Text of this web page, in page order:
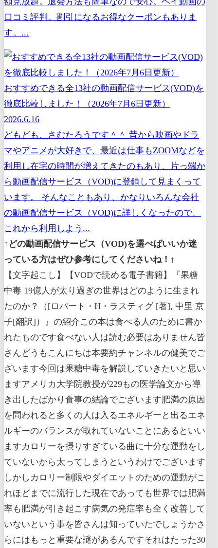
口コミ評判。割引になるお得なクーポンもありま
す。...
おすすめできる全13社の動画配信サービス(VOD)を
徹底比較しました！（2026年7月6日更新）
2026.6.16
どもども、さむたろうです＾＾ 昔から映画やドラ
マやアニメが大好きで、最近は仕事もZOOMなどを
利用し在宅の時間が増えてきたのもあり、片っ端か
ら動画配信サービス（VOD)に登録して見まくって
います。 そんなこともあり、かなりいろんな会社
の動画配信サービス（VOD)に詳しくなったので、
これから利用しよう...
↑どの動画配信サービス（VOD)を選べばいいか迷
っている方はぜひ参考にしてくださいね！↑
【文字起こし】【VODで読める電子書籍】『果糖中毒 19億人が太り過ぎの世界はどのように生まれたのか？（[ロバート・H・ラスティグ [著], 中里 京子[翻訳]）』の紹介この本は食べる人のために書かれたものです食べない人は読む必要はありません皆さんどうもこんにちは本要約チャンネルの健美でございます今回は果糖中毒を解説していきたいと思いますアメリカ大学院教授が229もの医学論文から導き出したばかり食事の結論でございます肥満の原因を問われると多くの人は入るエネルギーと出るエネルギーのバランスが取れていないことにあるといいますカロリーを摂りすぎている曲に十分な運動をしていないから太ってしまうというわけでございますしかしカロリー制限やダイエットのための運動がこれほどまでに流行した現在であっても世界では肥満率も肥満が引き起こす病気の発症率も全く改善していないという事を皆さんは知っていたでしょうかさらにはもっと重要な謎があるんですそれはたった30年という短期間になぜ世界中でこれほどまでに肥満が広まってしまったのかという謎でございます多忙な皆さんのために結論を一言で申し上げればその答えは加藤でございます加藤こそが今や世界中のほぼ全ての食べ物と飲み物に染み込んでいる悪玉物質なんですそして彼等は私たちをゆっくりと死に至らしめているんですさて今回の方はさすがアメリカ市立医科大学院教授が229本医学論文から導き出しただけあるなと思うほどとても勉強になる一冊でしたのでこの動画を見ることでこの方いいなと思っていただけましたら少々分厚くてねちょっと難解ですがぜひ手にとって読んでみていただけると嬉しいです今回は何階の部分も含めてできるだけわかりやすく解説していきたいと思いますのでぜひ最後までお付き合いくださいそれでは早速参りましょう本日のお品書きは次のとおりで S 1件で私たちが口にするか等の量はここ100年で6倍にということを2件で加藤ががん化を促進する本当の理由について3件で隠れた糖分を見る気か頭を下げる食事法について解説していきたいと思いますこの動画を見れば何で我々人類がここ30年の間に突然太りだしたのかなぜどれほどダイエットしても痩せられないのかそして糖分と手を切り健康的に痩せるためにはどうしたらよいのかが分かると思いますぜひ最後まで見ていてくださいそれでは早速参りましょうまずは一見の私たちが口にするか等の令和500年で6倍にということを解説していきたいと思いますさてこのチャンネルではこれまで様々な食に関する本を取り上げてきました中には作者の立場の違いやそもそもの健康の定義の違いから互いに矛盾する食事法を提唱する方もありましたねしかし私が取り上げてきたほとんどの方に共通する主張があるんですそれはカロリー神話の誤りでございますゼロカロリー飲料やカロリー制限など世の中には未だにカロリー摂取を減らせば痩せられるというある種の進行メーター直接が存在するんですこのようなカロリー神話はカロリー和室ではなく数量可能な量でありどの食べ物からトロがカロリーは同じ働きをして肥満かどうかはカロリー摂取とカロリーの消費の単純な収支関係で決まるという間違った考えが根拠になっております第一に肥満はカロリーの収支関係で決まるのではないということを押さえておいてください例えば1枚のチョコチップクッキーから得られるカロリーを燃やし尽くすには約20分間ジョギングしなければいけませんビッグマックを一個食べてしまったら自転車を4時間もこいいことが必要になりますしかしクッキーアンマクドナルドを食べても太らない人っているじゃないですかその人たちはみんな毎日20分のジョギングと4時間のサイクリングをしているのでしょうかもしねそんな友達がいたらその人は将来オリンピック選手でございますこの例からも肥満というのは単純に余剰カロリーのみで説明できるものではないということが分かっていただけるかと思うんですそして第二にどの食べ物で取ろうがカロリーは同じ働きをもしするのだとしたら脂質はどれをとっても同じということになります悪名高きトランス脂肪酸を含んだマーガリンを食べても健康的なオメガ3脂肪酸をたっぷり含む新鮮な魚を食べても結果は同じというわけです確かに脂質はどれも燃料により1 G につき9キロカロリーのエネルギーを放出しますしかし隠し質の質 して同じではないんです抗炎症作用を持つ良い質もあれば心臓病や脂肪肝などをもたらす悪い脂質だってあるんです同様にですよタンパク質には食欲を減らしてくれる質の高いもの例えば卵などもあればハンバーガーのパティに代表されるようにインスリン抵抗性とメタボ症候群に関連性が見出されている分枝鎖アミノ酸を大量に含む質の低いものもあるんです同様に炭水化物についても同じことが言えます炭水化物には二つのクラスがあるんですでんぷん糖質ですデンプンはブドウ糖だけでできていてあまり甘くなく体内のあらゆる細胞でエネルギー源として使われるものですですからでんぷんは炭水化物の中でも質のよいものです一方頭部には色々な種類があるんですが中でも特に危険な動画加藤でございます加藤永遠盗塁中で最高の甘味を持つそうです砂糖の主成分であるショ糖は果糖分子を含む多くの異性化糖にも彼等は含まれます異性化糖とは主にとうもろこしから作られる高フルクトースコーンシロップのことで含まれる果糖が50%未満のものはブドウ糖果糖液糖50%以上90%未満のものは果糖ブドウ糖液糖90%以上のものは高果糖液糖と呼ばれますまあねちょっと難しい事をごちゃごちゃ言ってしまいましたが彼等がもたらす害については2件で詳しく見ていくことにしましょうそして第3の問題は私たちが食べる物の種類です一見すると私達は今日あらゆるものを以前より多く食べるようになったように見えますしかし本当はあらゆるものを多く食べているわけではないんです実際には以前より多く食べるようになった食品もあれば食べるのが減った食品もあるんですそういった食品が何であるのかを知れば肥満の世界的一体流行を阻止する鍵が見つかるはずですよね米国農務省は我々の身体から消失する栄養素について記録を取っておりますそうしたデータを見ると肥満の世界的大流行が加速してもタンパク質と脂質の合計摂取量は比較的一定のままに止まっていることが分かっています総摂取カロリーが増えたのに脂質の総摂取量が変わらなかったとすれば当たり前ですが何か他の栄養素の摂取が増えたはずですよねその答えは炭水化物のデータを調べれば明らかでございます実は総摂取カロリーに占める炭水化物の割合はここ30年で40%から55%に増えていたんです私たちが摂取する炭水化物は確かに両方のクラスともすなわちデンプンも糖分も増えていたものの総摂取カロリーに占めるデンプンの総摂取量は49%から51%にちょっと増加していただけでしたところが彼等の摂取量は8%から12%へと増加し特に子供たちの間では総摂取カロリーの15%にまで達していたんですこのことからね私たちが以前よりも多く口にしているものは糖分であるしかも特に加藤であると考えるのが筋であると著者は言っています私たちが口にするか等の量は過去30年間に2倍になり20世紀の100年間ではなんと6倍になりました世界的な肥満のジレンマを解く鍵は加藤にあったんです現在固く信じられているカロリー神話が持つこれら三つの矛盾点からある仮説を導くことができますそれは昨今の世界的な肥満増加の原因は加藤ではないかと言ういいことでございます肥満と加藤の関係については続く2件で見ていくことにして一旦ここで一見をまとめておきましょうかポイント市肥満はカロリー摂取とカロリー消費の単純な収支関係で決まるのではないポイントに同じ炭水化物でもでんぷんとか頭とではその働きが大きく異なるポイントさん私たちが口にするか等の量は過去30年間に2倍になり20世紀の100年間で割る6倍になっているそれでは次に入れんで加藤ががん化を促進する本当の理由について解説していきたいと思いますさて歴史上成功したダイエット法というのは全て糖分を制限したダイエットでございます当分はあらゆるものの中で人類が知る限り最も成功した食品添加物と言えるでしょう食品業界が味を良くするために砂糖を添加すると 家はそうした食品をもっと買うようになるんですまだ佐藤というのはいやすいため世界中で製造されるほとんどの加工食品に何らかの形で入り込んでいるんです多くの栄養学者は佐藤をエンプティカロリーつまり栄養素をほとんど含まないカロリーに分類しデンプンと置き換え可能なものであると認識していますしかしデンプンと違い砂糖は特別の積荷を抱えています砂糖の成分は半分ぶどうと半分加藤でございます1件でも申し上げた通り甘さを与えているのは加藤でこれこそが私たちのお腹が究極的に追求している分子でございます結論から申し上げれば慢性代謝性疾患を引き起こす原因はまさしくこの加藤にあります佐藤というのは表向き炭水化物ですが本当は脂肪と炭水化物が一つに合わさったものであるとも言えますなぜならブドウ糖が代謝されると炭水化物になる一方で加藤が肝臓で代謝されると脂肪に変わるからですこのためもしあなたが飢えていてエネルギーが枯渇しているとしたら砂糖を食べると肝臓のグリコーゲン貯蔵量を急激に満たすことができるためあなたにとって砂糖は有益なものになりますしかしですよ世の中の圧倒的大多数の人は植えてもいなければ現代ではエネルギーが枯渇しているわけではありません私達の体は砂糖が溢れる現在の環境には順応できていないんですその結果当分は私たちをゆっくりと殺しつつあるんです確かにね昔のジャングルみたいな本当にエネルギーが枯渇しているような状態では砂糖を食べるとグリコーゲンの貯蔵量が増えてその結果私たちは気がお迎えてもなんとか生き延びることができましたから砂糖とか糖質というのは有効であり貴重なものだったんですしかし現代でこの飽食の時代では砂糖が様々な悪さを働いているということでございます1件でも軽く触れた通り彼等は総摂取カロリー量に占める割合においてもまた総合的な消費量においてもここ数十年でその数値が激増しました今日のアメリカ人は砂糖を1日に約184 G 年間にすると60キロ以上消費しています米国疾病対策センターが最近行った調査によるとアメリカ人の50%は砂糖が添加された清涼飲料水を1日1巻のみ1日4回以上飲む人も5%いると推測されておりますつまり私たちはねただ単にあらゆる食べ物を食べ過ぎているだけではないんですつまり私たちは砂糖だけを食べ過ぎているんです私たちが口にする砂糖の量が増えているだけではなく日々割り当てられた総カロリー量に占める今日の量も増えているんです私たちが消費している総カロリーの20%から25%が自分に十二分に当たる佐藤から来ているということはもはや避けられない事実でございます自然界では彼等は決して単体では存在しないんですよ無害な姉妹分子であるブドウ糖と常に一緒に存在していますこの二つの分子は化学組成こそ同じですがその性質は同じものとはとても言えません果糖はブドウ糖よりずっと多くの悪さをするんですか頭はブドウ糖より私たちの体にずっとずっと悪いんですまずメイラード反応というものについて考えてみましょうかこれは赤血球のヘモグロビンをヘモグロビンエーワンシーに帰るのと同じ反応ですヘモグロビンエーワンシーは糖尿病の診断に用いられる検査値として知られていますそして彼等はメイラード反応をブドウ糖より7倍発生させてしまうということが分かっているんですメイラード反応は糖尿病の原因となるのみならず体中の細胞をより早く老化させがんや認知機能の低下など様々な対抗編成プロセスを引き起こしかねないと言われていますまた最近では加藤がメタボ症候群の使用原因になっていることを示唆する研究がたくさんあるんですか等の危険性を見ていくためにここで120kcal 文の諸島つまりブドウ糖60kcal と加藤60kcal を摂取した場合について考えてみましょうかグラス一杯ぶんのオレンジジュースがそれにあたります60kcal 文のブドウ糖は12キロカロリーと48キロカロリーに分かれ12キロカロリー文のブドウ糖が肝臓に送られます一方あらゆる臓器で代謝されるブドウ糖とは違い彼等はほぼ肝臓俺屍代謝されないんですこうして カロリー文のぶどう通り60kcal 文の加藤が加わり肝臓には合計72キロカロリーが押し寄せることになりますこれはブドウ糖だけの場合と比べると3倍の量でございますこの加藤独特の対処方法は次のような機序によりメタボ症候群に関連付けられている様々な現象を引き起こす可能性があります143が生まれてウーフーをもたらし血圧が上がる処理量が3倍になるということはブドウ糖だけだった時に比べて肝臓が退社のために必要とするエネルギーも3倍になるということでございますこうして肝臓細胞からアデノシン三リン酸通称 ATP という細胞内でエネルギーを運ぶ重要な化学物質が奪われてしまいます ATP が欠乏すると老廃物である日本3が生成され痛風をもたらすと共に血圧を上昇させますそして次二つ目に直接ミトコンドリアに入りパンクさせますか頭はグリコーゲンの生成過程には入らずに直接ミトコンドリアに入りますするとアセチル CoA が過剰に生成されそれを退社するミトコンドリアの能力を超えてしまうんですそして次三つ目に進み脂肪になり心臓病を推し進めるということが起こります余ったアセチル声はミトコンドリアを離れ退社されて死亡になり心臓病を推し進める原因になりますそしてさらに四つ目の肝臓がインスリン抵抗性になるという状態に進みますか頭は肝臓内で炎症を引き起こす肝酵素を活性化していますこれによりインスリン作用の使用メッセンジャーが不活性化され肝臓はインスリン抵抗性になりますそしてさらに一爪の血糖値が上がり糖尿病につながる状態へとなります肝臓でインスリンの作用が欠乏するということはブドウ糖を低く抑える良い手段が全くなくなるということそのため血糖値が上がり究極的に糖尿病が引き起こされてしまうんですそして次に娘内臓脂肪が増えてしまいます肝臓にインスリン抵抗性があると膵臓が余分なインスリンを分泌しなければならなくなり余分なエネルギーを脂肪細胞に送ることになって最終的に肥満になりますそして7つ目がん発症の可能性が高まりますインスリンの血中濃度が高いと様々ながんが発症する危険性があると言われていますそしてヤツメ空腹感が高まりますインスリンの血中濃度が高いとレプチンシグナルがブロックされて脳の視床下部に飢えているという誤った考えを抱かせ空腹感が高まってしまいますそして9個目調壁のバリア機能を奪いインスリンレベルを上げますか頭はまた腸壁のバリア機能を行っている可能性があります正常な場合は今日は血流にバクテリアが侵入するのを防いでいるんですしかしこのバリア機能がね損なわれてしまうと腸壁に穴が開いてしまうんですその結果体は炎症やより多くの活性酸素にさらされるようになりますこの状況はインスリン抵抗性をさらに悪化させインスリンレベルをさらに押し上げることになりますそして10個目メイラード反応が生じ癌の発症を加速させてしまうんです先ほど申し上げたとおり彼等はメイラード反応をブドウ糖より7倍速く引き起こしますいくつかの研究でこのことが癌の発症を加速させるとして刺されているんですそしてラスト11個目認知症が起こりますインスリン抵抗性と認知症に関するデータにははっきりした因果関係があり果糖の摂取によってインスリン抵抗性が高まることで間接的に認知症が起こりやすくなってしまいますさていかがでしょうかちょっとねごちょうがちょっと難しい音を長々と説明してしまいました申し訳ありません少しね全て理解できなくてもまあねいかに彼等が私たちにとって悪いのかということが十分に伝われば OK でございますご覧のとおり私たちが普段から過剰に摂取している彼等は肥満の実にならず発言や認知症など様々な病気のリスクがあるということが分かっていただければ十分でございます現在は彼等はありとあらゆる加工食品に使われており私たち自身が意図的に排除しなければもはや日常生活で彼等を避けることはできないでしょう続く3件では具体的にどうすればねか頭を下げて健康な体を維持できるのかということを見ていきたいと思いますその前にねちょっと難しかった人間の内容をまとめておきましょうかポイント市自然界では彼等は単体で存在せず無害なブドウ糖と常に一緒になって存在 果糖ぶどう糖液糖をはじめとする人工的に作られる異性化糖はこの限りではないポイントにブドウ糖は摂取された家の1/5の実が肝臓で代謝される一方加藤は摂取した全量が肝臓に送られて死亡となるポイントさん加藤は肥満の実にならず痛風や高血圧心臓病糖尿病癌認知症など様々な病気のリスクとなるそれではラスト3件で隠された糖分を見る気か頭を下げる食事法について解説していきたいと思いますさてここまででねちょっと難しかった部分もありますが我々現代人があまりに過剰な糖を摂取しているということそして彼等が私たちの健康にとって非常に危険な存在であるということが十分おわかりいただけたのではないでしょうか3件ではそのような下等お酒健康な体を取り戻すための具体的な方法について解説していきたいと思うんです成功するダイエットの秘訣は冷凍であることそして高食物繊維であることでございます何をそんな当たり前な事を言っているんだと思われるかもしれませんが心で大きな落とし穴があるんですそれは人工甘味料のわらです一見するとダイエット甘味料は砂糖や異性化糖に変わる素晴らしい代替物のように見えますカロリーを増やさずに阿南を加えて問題の加藤を覗くことができるからでございます現代人は肥満体流行の精霊ゆっくりとですが確実にダイエット飲料への依存を強めております2010年の時点でアメリカにおけるコカコーラの売り上げは42%がダイエット製品でしたにも関わらず砂糖をダイエット甘味料で置き換えた飲料が肥満した被験者の体重減少に貢献していることを示す研究がただ一つ問題んです一方で人工甘味料は以下のような危険性をはらんでいると言われています一身体に与える影響が全くわからないこうしたダイエット甘味料が長期的な食物摂取体重体脂肪代謝状況にどんな影響を与えるかについては実は全く分かっていませんその理由は米国食品医薬品局がそのような情報を要求しないからでございます米国食品医薬品局が甘味料の認可を下すときには短期的な安全性と効果についてしか調べていないんですそして人工甘味料の二つ目の危険性は脳に与える影響が全くわからないということです人工甘味料は脳を錯覚させることで奄美を感じます人工甘味料を摂取すると脳の視床下部に甘味シグナルが伝達され視床下部は迷走神経を通して膵臓にインスリンを分泌するように働きかけますしかし当分は行ってこず視床下部が下した命令は不発に終わってしまうんですこのような錯覚が長期的に脳にどのような影響を与えるかは分かっていないんですそして人工甘味料の危険性の三つ目は腸内細菌の構成を変えてしまう可能性があるということをダイエット甘味料が腸内細菌の構成を変えてしまうという懸念があるんですそうなると炎症が起き内臓脂肪の貯蔵が進んでしまいますそして人工甘味料の四つ目の危険性は公文への依存を強める可能性があるということです諸島の場合摂取によってドーパミン受容体の感度が下がり過ぎに同じ効果を得るためにより多くの砂糖を取らなければならなくなり岩場砂糖中毒となります同じことはダイエット甘味料についても見られますつまり人工甘味料によって砂糖を取っていないにもかかわらず砂糖中毒となる可能性があるんですさていかがでしょうかこのようにね本書では人工甘味料は大変危険なものであるということがかなり強調されて述べられております加藤と共に人工甘味料もまた健康のためには避けなければいけない添加物なんです人工甘味料に逃げてはいけないということをご理解いただけたところで本題に入りましょうか著者は自分自身の食物環境をコントロールする鍵は購入の決断を下す瞬間にかかっているんだと言いますだとしたらスーパーに行く時に僕らは何に気をつけたら良いのでしょうかスーパーマーケット底割れ加藤後雷件でございますですから筆者は以下のルールを守るようにと助言されておりますスーパーのルール市空腹で買い物し次第まず大切なのは空腹の状態でスーパーに行かないことでございます続いて ルールに生鮮食品売り場に直行することそしてスーパーの端にある生鮮食品売り場で買い物をすることでございます自分の意志力なんて全く信用してはいけませんお菓子が並んでいる店に入ってしまったら全てが台無しとなってしまいますそしてスーパーのルール3ラベルがついていないものを買うということ本物の食べ物には栄養成分表示ラベルがついていませんしそんなものも必要ありませんラベルを目にする回数が多ければ多いほどゴミばかり買っていることになるんですそしてスーパーのルールの四つ目は腐らない食べ物は買わないということ当たり前なんですが本物の食べ物ワックスあります腐るのは実は良い事なんですバクテリアがそれを召喚できるからあなたもそれを召喚できるということだからでございますそしてスーパーのルールの五つ目は隠された当分に用心すると言うことでございます当分というのは実にねうまく隠されているんです栄養成分表示ラベルでは食品の原材料名を含有量が多い順に記載するように定められておりますしかしですよ異なる携帯の頭を使えば多量の糖分を食品に分散してこっそり忍ばせることが可能になるんですこうすれば当分の送料は変わらなくてもラベルに記載される順序を後ろの方にずらすことができるんです食品業界はラベルに記載しなければならない糖分を隠すために少なくとも40種類の呼び名を使い分けておりますですが丁寧に調べればそうしたものは必ず見極めることができます本処理は糖分を隠すためにさまざまに使い分けられている名前の一覧が載っておりますこの表でございますこの表を参考にして隠された糖分を見極めるようにしてくださいさでスーパーに買い物に行く際の心得が分かったところで次は例によって食べて良いものを列挙していきたいと思いますと言いたいところなんですが毎度おなじみの早口言葉のような食べて良いもののリスト参りして視聴者の皆さんはため息をついて頃動画を閉じてしまうかもしれませんから本日は一番大事な部分だけを厳選してお伝えするのに留めておきたいと思います本書は数ある食事法の本の中でも比較的穏健な部類でこの動画で全ての内容をお伝えするには食べて良いもののリストがあまりに膨大すぎるからでございます糖分を減らすために最も大切なのは糖分が添加された飲み物を日々の生活から全て取り除くことでございますタバコがニコチンの運び屋であるように炭酸飲料は加藤の運び屋だと思いましょうフルーツジュースは炭酸飲料よりもっとタチが悪いです炭酸飲料いっぱいに含まれる東武はティースプーン5.4杯であるのに比べフルーツジュースは何と5.8杯ぶんでございますこのためフルーツは飲むのではなく食べるということを徹底してください次にレシピをすべて見直して砂糖が必要な場合棒レシピに書かれた分量の1/3に減らしましょうそうすればホームベーキングで作った健康で美味しいお菓子が食べられます佐藤を減らすことでチョコレートやオートミールナッツなどの自然の味が引き立って感じられるようになるでしょう最後にデザートは特別な機会にだけ食べるようにしましょう著者が子供だった頃デザートは週に1回食べるものだったそうです今では毎食デザート買ってるだけではなくおやつの時間にさえ食べるものになってしまいました平日のデザートはフルーツ一切れとし週末にはご褒美としてもっと手の込んだデザートを食べるようにしてみましょうそして先ほどもも仕上げた通り食品に栄養成分表示レベルがついているということはそれが加工食品であるということの証ですラベルを見る時多くの人が